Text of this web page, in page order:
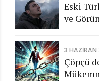
Eski
ve
3 HAZIRAN
Çöpçü